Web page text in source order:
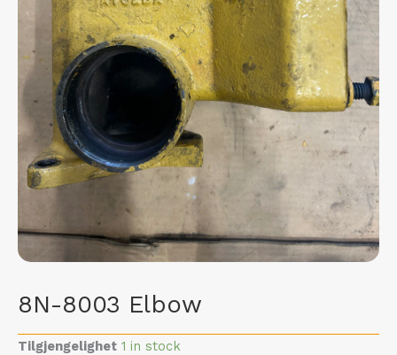
8N-8003 Elbow
Tilgjengelighet 1 in stock